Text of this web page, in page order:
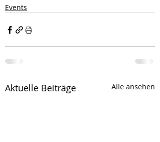
Events
Aktuelle Beiträge Alle ansehen